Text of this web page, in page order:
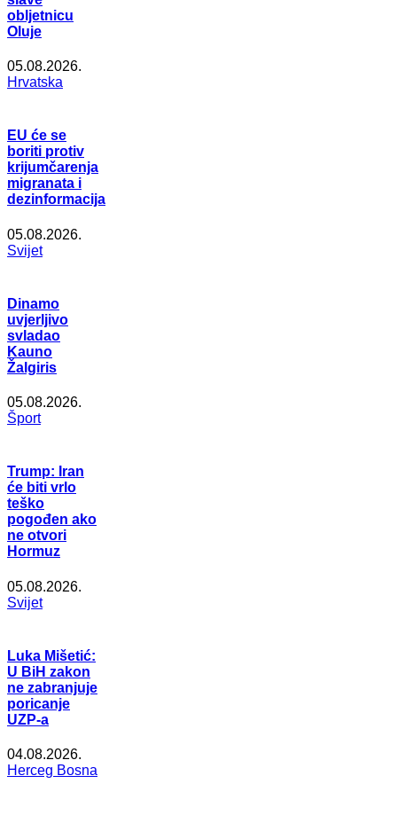
obljetnicu
Oluje
05.08.2026.
Hrvatska
EU će se
boriti protiv
krijumčarenja
migranata i
dezinformacija
05.08.2026.
Svijet
Dinamo
uvjerljivo
svladao
Kauno
Žalgiris
05.08.2026.
Šport
Trump: Iran
će biti vrlo
teško
pogođen ako
ne otvori
Hormuz
05.08.2026.
Svijet
Luka Mišetić:
U BiH zakon
ne zabranjuje
poricanje
UZP-a
04.08.2026.
Herceg Bosna